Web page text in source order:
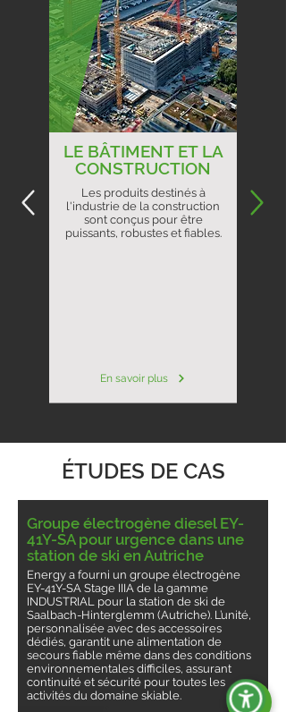
LE BÂTIMENT ET LA
CONSTRUCTION
Les produits destinés à
l'industrie de la construction
sont conçus pour être
puissants, robustes et fiables.
En savoir plus
ÉTUDES DE CAS
Groupe électrogène diesel EY-
41Y-SA pour urgence dans une
station de ski en Autriche
Energy a fourni un groupe électrogène
EY-41Y-SA Stage IIIA de la gamme
INDUSTRIAL pour la station de ski de
Saalbach-Hinterglemm (Autriche). L’unité,
personnalisée avec des accessoires
dédiés, garantit une alimentation de
secours fiable même dans des conditions
environnementales difficiles, assurant
continuité et sécurité pour toutes les
activités du domaine skiable.